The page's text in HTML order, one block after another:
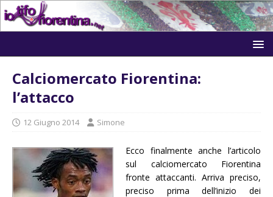
Calciomercato Fiorentina:
l’attacco
12 Giugno 2014 Simone
Ecco finalmente anche l’articolo
sul calciomercato Fiorentina
fronte attaccanti. Arriva preciso,
preciso prima dell’inizio dei